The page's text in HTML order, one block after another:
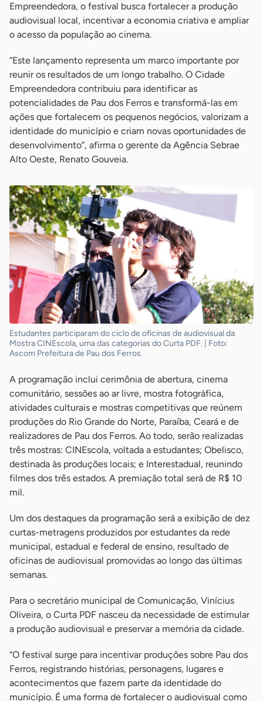
Empreendedora, o festival busca fortalecer a produção
audiovisual local, incentivar a economia criativa e ampliar
o acesso da população ao cinema.
“Este lançamento representa um marco importante por
reunir os resultados de um longo trabalho. O Cidade
Empreendedora contribuiu para identificar as
potencialidades de Pau dos Ferros e transformá-las em
ações que fortalecem os pequenos negócios, valorizam a
identidade do município e criam novas oportunidades de
desenvolvimento”, afirma o gerente da Agência Sebrae
Alto Oeste, Renato Gouveia.
Estudantes participaram do ciclo de oficinas de audiovisual da
Mostra CINEscola, uma das categorias do Curta PDF. | Foto:
Ascom Prefeitura de Pau dos Ferros.
A programação inclui cerimônia de abertura, cinema
comunitário, sessões ao ar livre, mostra fotográfica,
atividades culturais e mostras competitivas que reúnem
produções do Rio Grande do Norte, Paraíba, Ceará e de
realizadores de Pau dos Ferros. Ao todo, serão realizadas
três mostras: CINEscola, voltada a estudantes; Obelisco,
destinada às produções locais; e Interestadual, reunindo
filmes dos três estados. A premiação total será de R$ 10
mil.
Um dos destaques da programação será a exibição de dez
curtas-metragens produzidos por estudantes da rede
municipal, estadual e federal de ensino, resultado de
oficinas de audiovisual promovidas ao longo das últimas
semanas.
Para o secretário municipal de Comunicação, Vinícius
Oliveira, o Curta PDF nasceu da necessidade de estimular
a produção audiovisual e preservar a memória da cidade.
“O festival surge para incentivar produções sobre Pau dos
Ferros, registrando histórias, personagens, lugares e
acontecimentos que fazem parte da identidade do
município. É uma forma de fortalecer o audiovisual como